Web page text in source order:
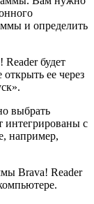
и определить
будет
ее через
выбрать
интегрированы с
например,
Brava! Reader